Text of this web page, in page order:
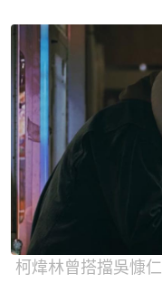
柯煒林曾搭擋吳慷